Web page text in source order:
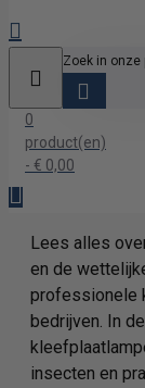
Zoek in onze
0
product(en)
- € 0,00
Lees alles
en de
professionele
bedrijven. In
insecten en